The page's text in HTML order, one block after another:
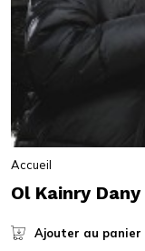
Accueil
Ol Kainry
Ajouter au panier